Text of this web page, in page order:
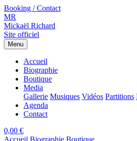
Booking / Contact
MR
Mickaël Richard
Site officiel
Menu
Accueil
Biographie
Boutique
Media
Gallerie Musiques Vidéos Partitions
Agenda
Contact
0,00 €
Accueil Biographie Boutique